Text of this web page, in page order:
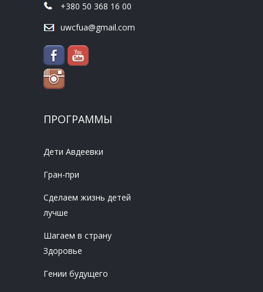
+380 50 368 16 00
uwcfua@gmail.com
ПРОГРАММЫ
Дети Авдеевки
Гран-при
Сделаем жизнь детей
лучше
Шагаем в страну
Здоровье
Гении будущего